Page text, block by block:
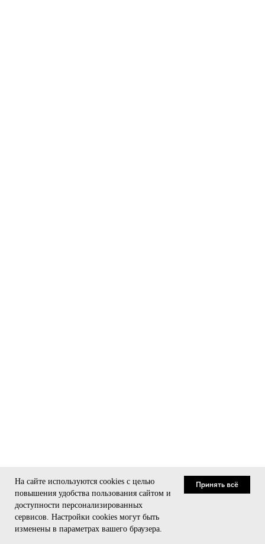
На сайте используются cookies с целью
повышения удобства пользования сайтом и
доступности персонализированных
сервисов. Настройки cookies могут быть
изменены в параметрах вашего браузера.
Принять всё